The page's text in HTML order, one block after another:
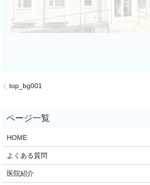
top_bg001
HOME
よくある質問
医院紹介